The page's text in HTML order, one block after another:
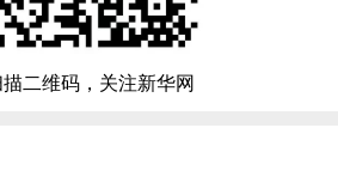
二维码，关注新华网